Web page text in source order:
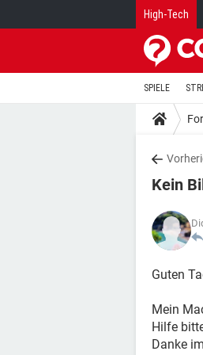
High-Tech
SPIELE
Kein
Guten
Mein
Hilfe
Danke